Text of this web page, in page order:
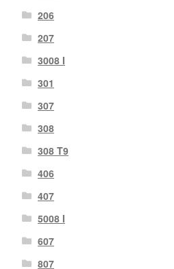
206
207
3008 I
301
307
308
308 T9
406
407
5008 I
607
807